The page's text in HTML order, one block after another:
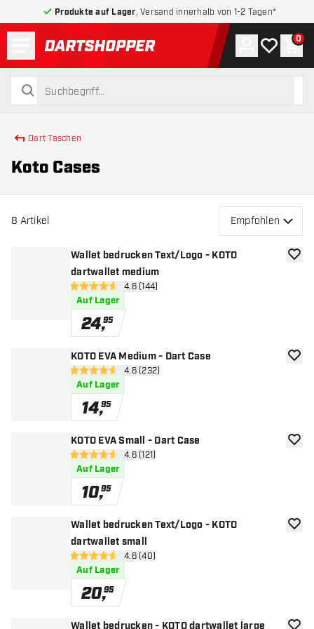
Produkte auf Lager , Versand innerhalb von 1-2 Tagen*
zurück zur Startseite
suchen
suchen
Konto
Meine 0
Dart Taschen
Koto Cases
8 Artikel Empfohlen
Wallet bedrucken Text/Logo - KOTO
dartwallet medium
Bewertungsbereich öffnen
4.6 Bewertungssterne
4.6 (144)
Auf Lager
24,95
Zur
KOTO EVA Medium - Dart Case
Bewertungsbereich öffnen
4.6 Bewertungssterne
4.6 (232)
Auf Lager
14,95
Zur
KOTO EVA Small - Dart Case
Bewertungsbereich öffnen
4.6 Bewertungssterne
4.6 (121)
Auf Lager
10,95
Zur
Wallet bedrucken Text/Logo - KOTO
dartwallet small
Bewertungsbereich öffnen
4.6 Bewertungssterne
4.6 (40)
Auf Lager
20,95
Zur
Wallet bedrucken - KOTO dartwallet large